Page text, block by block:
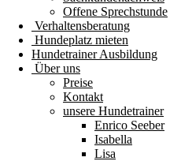
Offene Sprechstunde
Verhaltensberatung
Hundeplatz mieten
Hundetrainer Ausbildung
Über uns
Preise
Kontakt
unsere Hundetrainer
Enrico Seeber
Isabella
Lisa